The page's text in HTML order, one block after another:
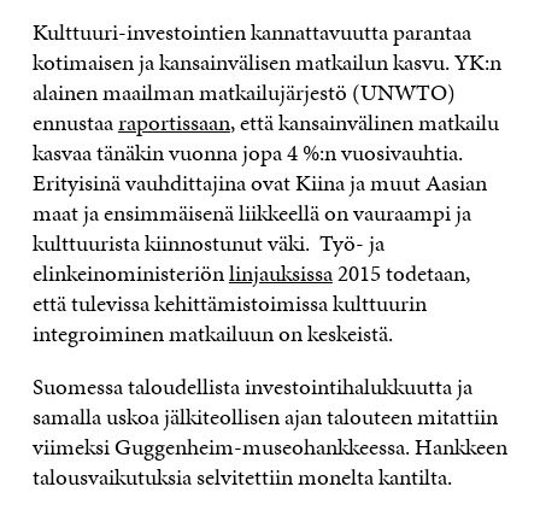
Kulttuuri-investointien kannattavuutta parantaa
kotimaisen ja kansainvälisen matkailun kasvu. YK:n
alainen maailman matkailujärjestö (UNWTO)
ennustaaraportissaan, että kansainvälinen matkailu
kasvaa tänäkin vuonna jopa 4 %:n vuosivauhtia.
Erityisinä vauhdittajina ovat Kiina ja muut Aasian
maat ja ensimmäisenä liikkeellä on vauraampi ja
kulttuurista kiinnostunut väki. Työ- ja
elinkeinoministeriönlinjauksissa2015 todetaan,
että tulevissa kehittämistoimissa kulttuurin
integroiminen matkailuun on keskeistä.
Suomessa taloudellista investointihalukkuutta ja
samalla uskoa jälkiteollisen ajan talouteen mitattiin
viimeksi Guggenheim-museohankkeessa. Hankkeen
talousvaikutuksia selvitettiin monelta kantilta.